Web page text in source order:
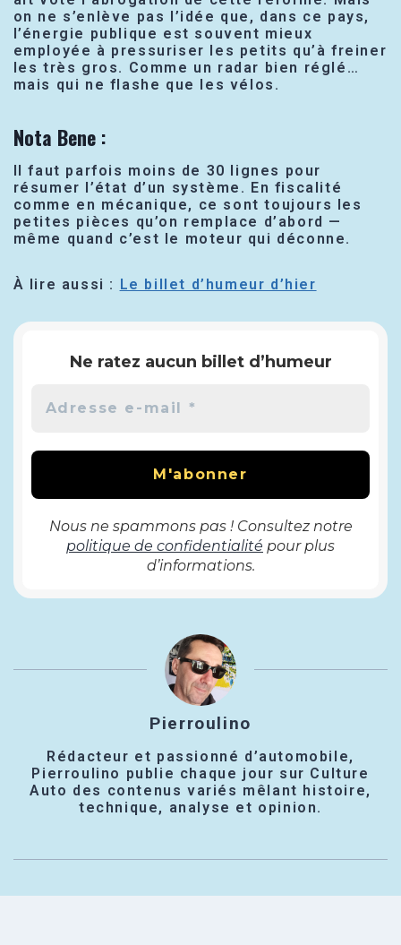
on ne s’enlève pas l’idée que, dans ce pays,
l’énergie publique est souvent mieux
employée à pressuriser les petits qu’à freiner
les très gros. Comme un radar bien réglé…
mais qui ne flashe que les vélos.
Nota Bene:
Il faut parfois moins de 30 lignes pour
résumer l’état d’un système. En fiscalité
comme en mécanique, ce sont toujours les
petites pièces qu’on remplace d’abord —
même quand c’est le moteur qui déconne.
À lire aussi : Le billet d’humeur d’hier
Ne ratez aucun billet d’humeur
Nous ne spammons pas ! Consultez notre
politique de confidentialité pour plus
d’informations.
Pierroulino
Rédacteur et passionné d’automobile,
Pierroulino publie chaque jour sur Culture
Auto des contenus variés mêlant histoire,
technique, analyse et opinion.